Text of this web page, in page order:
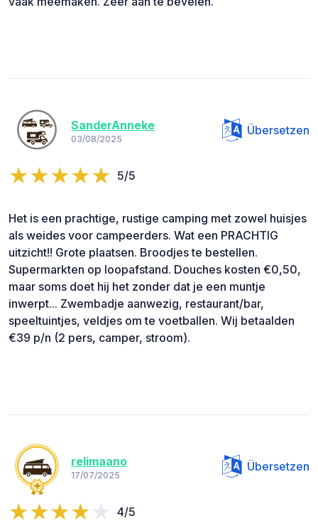
SanderAnneke
03/08/2025
Übersetzen
5/5
Het is een prachtige, rustige camping met zowel huisjes
als weides voor campeerders. Wat een PRACHTIG
uitzicht!! Grote plaatsen. Broodjes te bestellen.
Supermarkten op loopafstand. Douches kosten €0,50,
maar soms doet hij het zonder dat je een muntje
inwerpt... Zwembadje aanwezig, restaurant/bar,
speeltuintjes, veldjes om te voetballen. Wij betaalden
€39 p/n (2 pers, camper, stroom).
relimaano
17/07/2025
Übersetzen
4/5